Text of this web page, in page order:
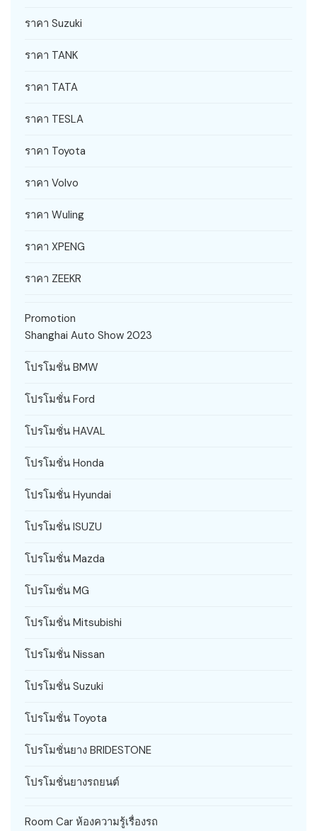
ราคา Suzuki
ราคา TANK
ราคา TATA
ราคา TESLA
ราคา Toyota
ราคา Volvo
ราคา Wuling
ราคา XPENG
ราคา ZEEKR
Promotion
Shanghai Auto Show 2023
โปรโมชั่น BMW
โปรโมชั่น Ford
โปรโมชั่น HAVAL
โปรโมชั่น Honda
โปรโมชั่น Hyundai
โปรโมชั่น ISUZU
โปรโมชั่น Mazda
โปรโมชั่น MG
โปรโมชั่น Mitsubishi
โปรโมชั่น Nissan
โปรโมชั่น Suzuki
โปรโมชั่น Toyota
โปรโมชั่นยาง BRIDESTONE
โปรโมชั่นยางรถยนต์
Room Car ห้องความรู้เรื่องรถ